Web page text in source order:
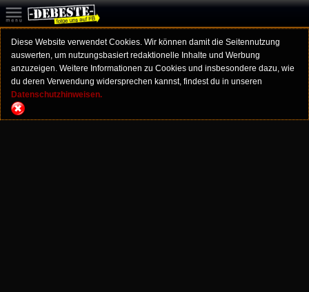
Diese Website verwendet Cookies. Wir können damit die Seitennutzung
auswerten, um nutzungsbasiert redaktionelle Inhalte und Werbung
anzuzeigen. Weitere Informationen zu Cookies und insbesondere dazu, wie
du deren Verwendung widersprechen kannst, findest du in unseren
Datenschutzhinweisen.